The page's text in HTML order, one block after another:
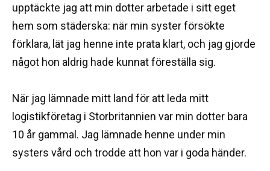
upptäckte jag att min dotter arbetade i sitt eget
hem som städerska: när min syster försökte
förklara, lät jag henne inte prata klart, och jag gjorde
något hon aldrig hade kunnat föreställa sig.
När jag lämnade mitt land för att leda mitt
logistikföretag i Storbritannien var min dotter bara
10 år gammal. Jag lämnade henne under min
systers vård och trodde att hon var i goda händer.